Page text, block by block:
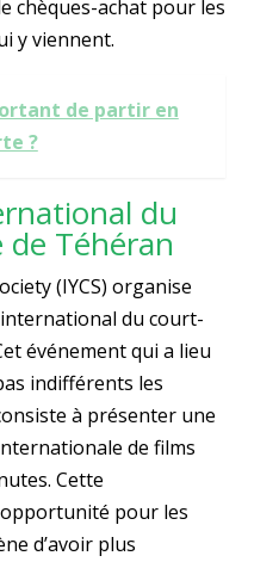
chèques-achat pour les
y viennent.
de partir en
?
du
Téhéran
(IYCS) organise
du court-
événement qui a lieu
indifférents les
à présenter une
de films
Cette
pour les
d’avoir plus